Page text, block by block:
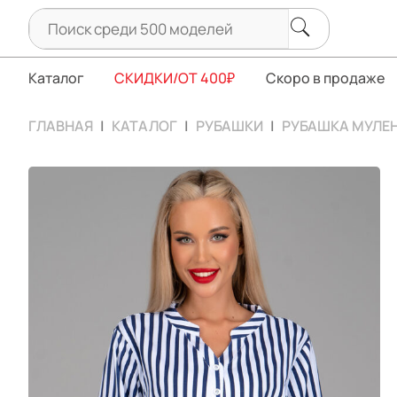
Каталог СКИДКИ/ОТ 400₽ Скоро в продаже
ГЛАВНАЯ КАТАЛОГ РУБАШКИ РУБАШКА